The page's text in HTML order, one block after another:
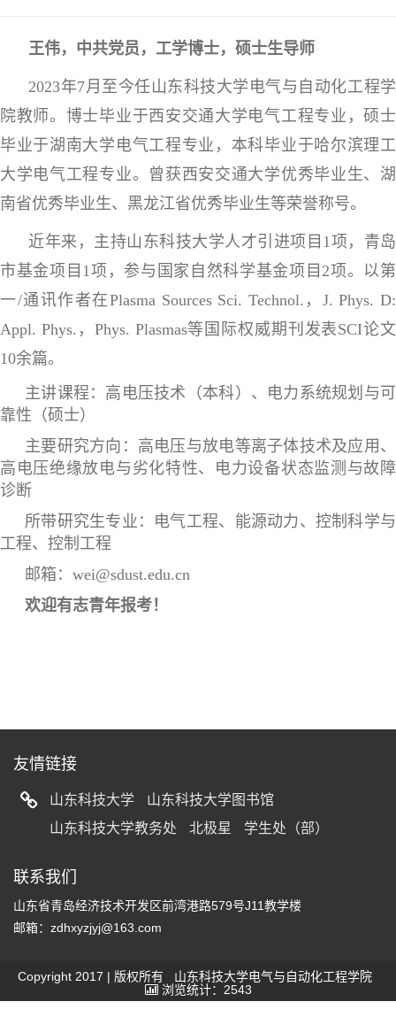
王伟，中共党员，工学博士，硕士生导师
2023年7月 至今任山东科技大学电气与自动化工程学
院教师。 博士毕业于西安交通大学电气工程专业，硕士
毕业于湖南大学电气工程专业 ，本科毕业于哈尔滨理工
大学电气工程专业。 曾获西安交通大学优秀毕业生、湖
南省优秀毕业生、黑龙江省优秀毕业生等荣誉称号。
近年来，主持山东科技大学人才引进项目1项，青岛
市基金项目1项，参与国家自然科学基金项目2项。以第
一/通讯作者在Plasma Sources Sci. Technol.，J. Phys. D:
Appl. Phys.，Phys. Plasmas等国际权威期刊发表SCI论文
10余篇。
主讲课程：高电压技术（本科）、电力系统规划与可
靠性（硕士）
主要研究方向：高电压与放电等离子体技术及应用、
高电压绝缘放电与劣化特性、 电力设备状态监测与故障
诊断
所带研究生专业：电气工程、能源动力、控制科学与
工程、控制工程
邮箱：wei@sdust.edu.cn
欢迎有志青年报考！
友情链接
山东科技大学
山东科技大学图书馆
山东科技大学教务处
北极星 学生处（部）
联系我们
山东省青岛经济技术开发区前湾港路579号J11教学楼
邮箱：zdhxyzjyj@163.com
Copyright 2017 | 版权所有 山东科技大学电气与自动化工程学院
浏览统计：2543